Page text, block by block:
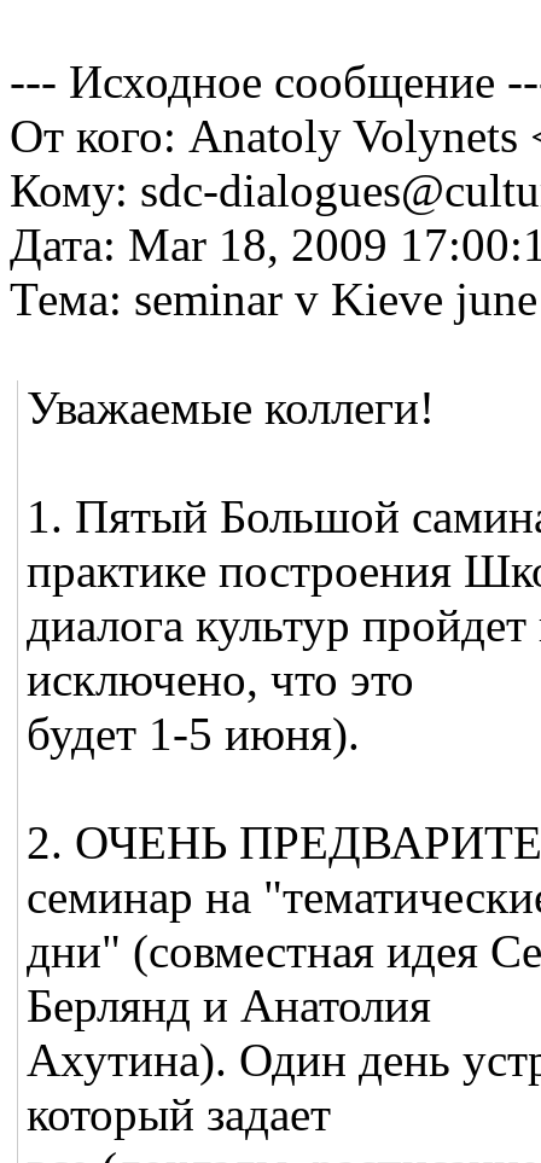
--- Исходное сообщение
От кого: Anatoly Volynets
Кому: sdc-
Дата: Mar 18, 2009
Тема: seminar v Kieve
Уважаемые коллеги!
1. Пятый Большой
практике построения
диалога культур
исключено, что это
будет 1-5 июня).
2. ОЧЕНЬ
семинар на
дни" (совместная идея
Берлянд и Анатолия
Ахутина). Один день
который задает